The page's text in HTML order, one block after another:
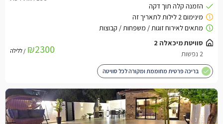
סוויטת מיכאלה 2
2 נפשות
₪2300 / ללילה
בריכה פרטית מחוממת ומקורה לכל סוויטה